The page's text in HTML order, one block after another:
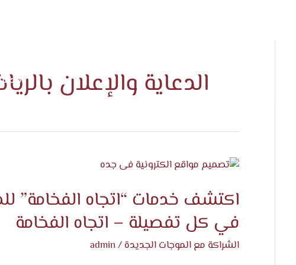
الدعاية والإعلان
اكتشف خدمات “اتجاه الفخامة”
في كل تفصيلة – اتجاه الفخامة
الشراكة مع الموجات الجديدة/
admin
اكتشف
“اتجاه
الفخامة”
للدعاية
والإعلان